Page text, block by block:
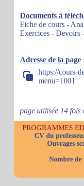
Documents à
Fiche de cours -
Exercices - Devoirs
Adresse de la page
https://cours-
menu=1001
page utilisée 14
PROGRAMMES
CV du
Ouvrages
Nombre de